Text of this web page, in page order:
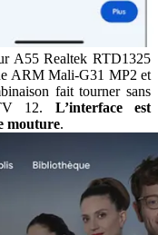
A55 Realtek RTD1325
ARM Mali-G31 MP2 et
fait tourner sans
12. L’interface est
mouture.